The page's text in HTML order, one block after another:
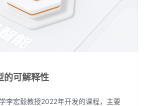
的可解释性
李宏毅教授2022年开发的课程，主要